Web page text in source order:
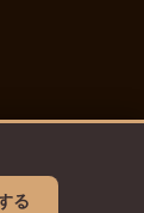
る